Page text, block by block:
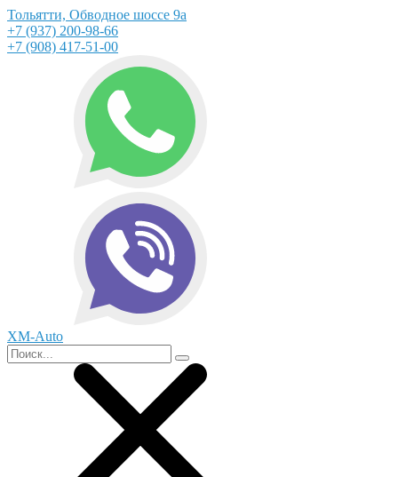
Тольятти, Обводное шоссе 9а
+7 (937) 200-98-66
+7 (908) 417-51-00
XM-Auto